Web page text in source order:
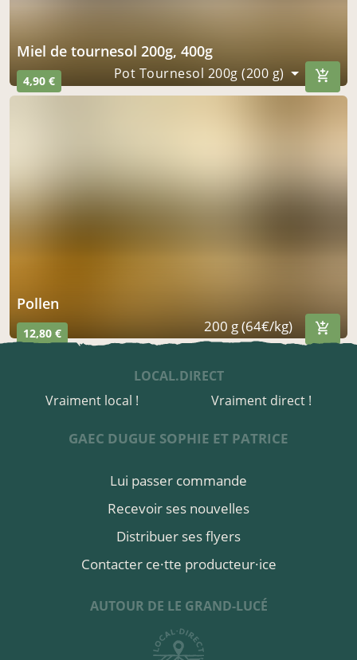
miel de tournesol 200g, 400g
4,90 € Pot Tournesol 200g (200 g)
pollen
12,80 € 200 g (64€/kg)
LOCAL.DIRECT
Vraiment local !
Vraiment direct !
GAEC DUGUE SOPHIE ET PATRICE
Lui passer commande
Recevoir ses nouvelles
Distribuer ses flyers
Contacter ce·tte producteur·ice
AUTOUR DE LE GRAND-LUCÉ